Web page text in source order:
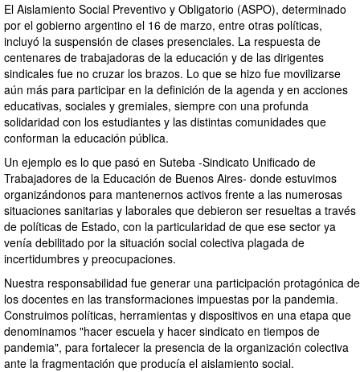
El Aislamiento Social Preventivo y Obligatorio (ASPO), determinado
por el gobierno argentino el 16 de marzo, entre otras políticas,
incluyó la suspensión de clases presenciales. La respuesta de
centenares de trabajadoras de la educación y de las dirigentes
sindicales fue no cruzar los brazos. Lo que se hizo fue movilizarse
aún más para participar en la definición de la agenda y en acciones
educativas, sociales y gremiales, siempre con una profunda
solidaridad con los estudiantes y las distintas comunidades que
conforman la educación pública.
Un ejemplo es lo que pasó en Suteba -Sindicato Unificado de
Trabajadores de la Educación de Buenos Aires- donde estuvimos
organizándonos para mantenernos activos frente a las numerosas
situaciones sanitarias y laborales que debieron ser resueltas a través
de políticas de Estado, con la particularidad de que ese sector ya
venía debilitado por la situación social colectiva plagada de
incertidumbres y preocupaciones.
Nuestra responsabilidad fue generar una participación protagónica de
los docentes en las transformaciones impuestas por la pandemia.
Construimos políticas, herramientas y dispositivos en una etapa que
denominamos "hacer escuela y hacer sindicato en tiempos de
pandemia", para fortalecer la presencia de la organización colectiva
ante la fragmentación que producía el aislamiento social.